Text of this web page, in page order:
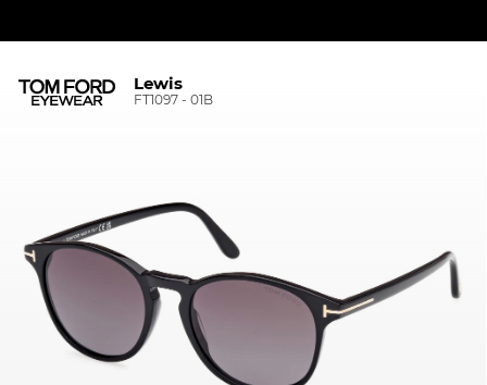
Lewis
FT1097 - 01B